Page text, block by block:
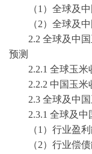
（1）全球及
（2）全球及
2.2 全球及中
预测
2.2.1 全球玉
2.2.2 中国玉
2.3 全球及中
2.3.1 全球及
（1）行业盈
（2）行业偿